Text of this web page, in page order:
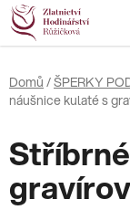
Přejít
na
obsah
Domů /ŠPERKY
náušnice kulaté s